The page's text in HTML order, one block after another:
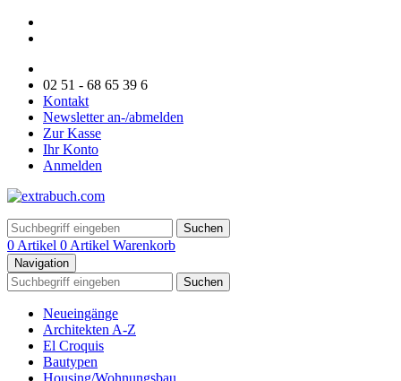
02 51 - 68 65 39 6
Kontakt
Newsletter an-/abmelden
Zur Kasse
Ihr Konto
Anmelden
Suchen
0 Artikel 0 Artikel Warenkorb
Navigation
Suchen
Neueingänge
Architekten A-Z
El Croquis
Bautypen
Housing/Wohnungsbau